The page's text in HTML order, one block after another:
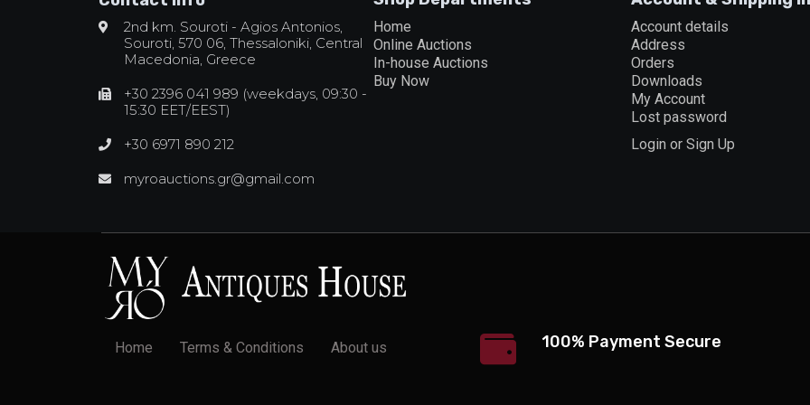
2nd km. Souroti - Agios Antonios,
Souroti, 570 06, Thessaloniki, Central
Macedonia, Greece
+30 2396 041 989 (weekdays, 09:30 -
15:30 EET/EEST)
+30 6971 890 212
myroauctions.gr@gmail.com
Home
Online Auctions
In-house Auctions
Buy Now
Account details
Address
Orders
Downloads
My Account
Lost password
Login or Sign Up
Home Terms & Conditions About us 100% Payment Secure